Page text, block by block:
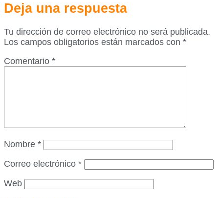
Deja una respuesta
Tu dirección de correo electrónico no será publicada.
Los campos obligatorios están marcados con *
Comentario *
Nombre *
Correo electrónico *
Web